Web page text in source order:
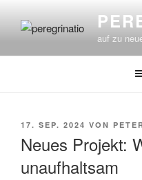
Inhalt
auf zu
VERÖFFENTLICHT
17. SEP. 2024 VON
Neues Projekt:
unaufhaltsam